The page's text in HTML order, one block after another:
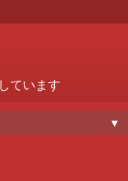
ています
▼